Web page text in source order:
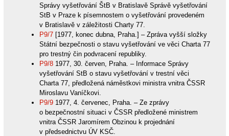
Správy vyšetřování ŠtB v Bratislavě Správě vyšetřování
StB v Praze k písemnostem o vyšetřování provedeném
v Bratislavě v záležitosti Charty 77.
P9/7[1977, konec dubna, Praha.] – Zpráva vyšší složky
Státní bezpečnosti o stavu vyšetřování ve věci Charta 77
pro trestný čin podvracení republiky.
P9/81977, 30. červen, Praha. – Informace Správy
vyšetřování StB o stavu vyšetřování v trestní věci
Charta 77, předložená náměstkovi ministra vnitra ČSSR
Miroslavu Vaníčkovi.
P9/91977, 4. červenec, Praha. – Ze zprávy
o bezpečnostní situaci v ČSSR předložené ministrem
vnitra ČSSR Jaromírem Obzinou k projednání
v předsednictvu ÚV KSČ.